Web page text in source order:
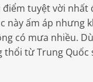
điểm tuyệt vời nhất
này ấm áp nhưng
có mưa nhiều.
thổi từ Trung Quốc